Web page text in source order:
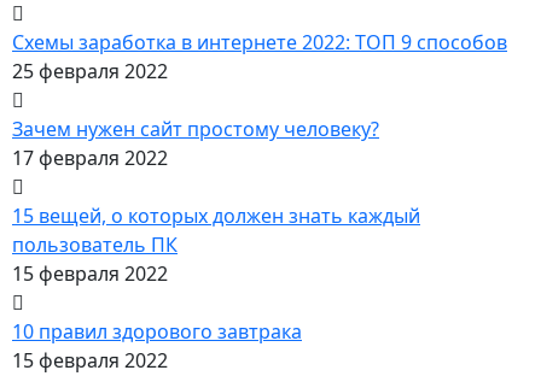
Схемы заработка в интернете 2022: ТОП 9 способов
25 февраля 2022
Зачем нужен сайт простому человеку?
17 февраля 2022
15 вещей, о которых должен знать каждый
пользователь ПК
15 февраля 2022
10 правил здорового завтрака
15 февраля 2022